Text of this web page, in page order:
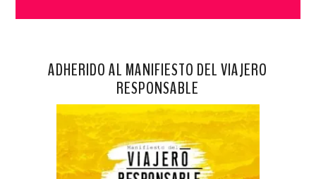
ADHERIDO AL MANIFIESTO DEL VIAJERO
RESPONSABLE